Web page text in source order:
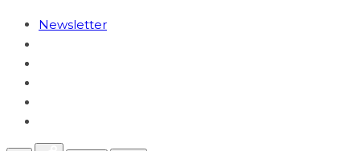
Newsletter